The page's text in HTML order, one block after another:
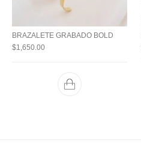
BRAZALETE GRABADO BOLD
$1,650.00